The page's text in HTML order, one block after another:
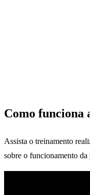
Como funciona
Assista o treinamento
sobre o funcionamento da